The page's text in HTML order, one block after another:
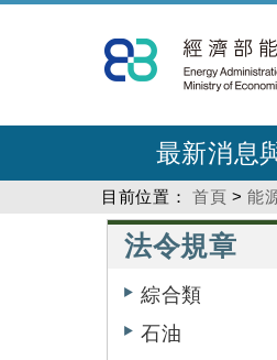
到
主
內
最新消息
目前位置： 首頁 >能
:::法令規章
綜合類
石油